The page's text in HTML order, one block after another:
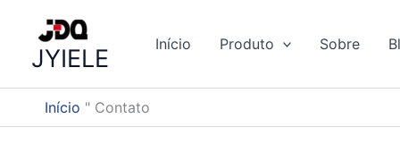
JYIELE Início Produto Sobre
Início " Contato